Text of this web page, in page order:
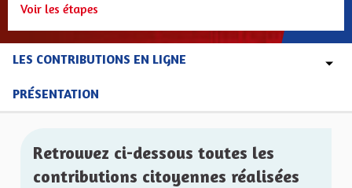
Voir les étapes
LES CONTRIBUTIONS EN LIGNE
PRÉSENTATION
Retrouvez ci-dessous toutes les
contributions citoyennes réalisées